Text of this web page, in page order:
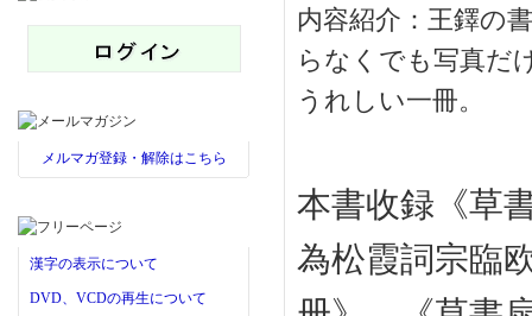
メルマガ登録・解除はこちら
漢字の表示について
DVD、VCDの再生について
内容紹介：王鐸の
らなくでも写真だ
うれしい一冊。
本書收録《草
為松霞詞宗臨